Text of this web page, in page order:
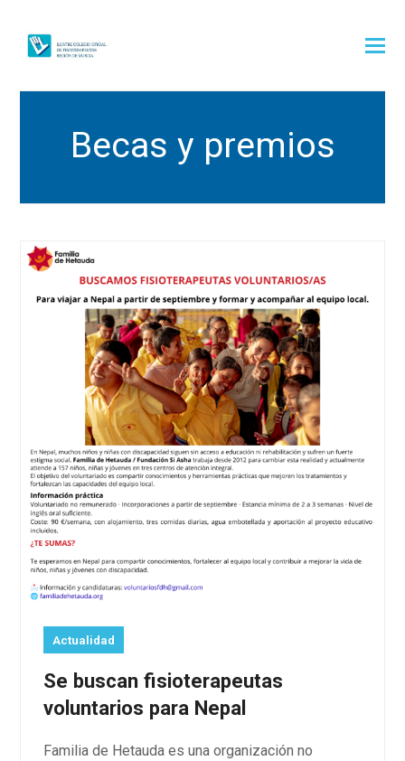
Becas y premios
Actualidad
Se buscan fisioterapeutas
voluntarios para Nepal
Familia de Hetauda es una organización no